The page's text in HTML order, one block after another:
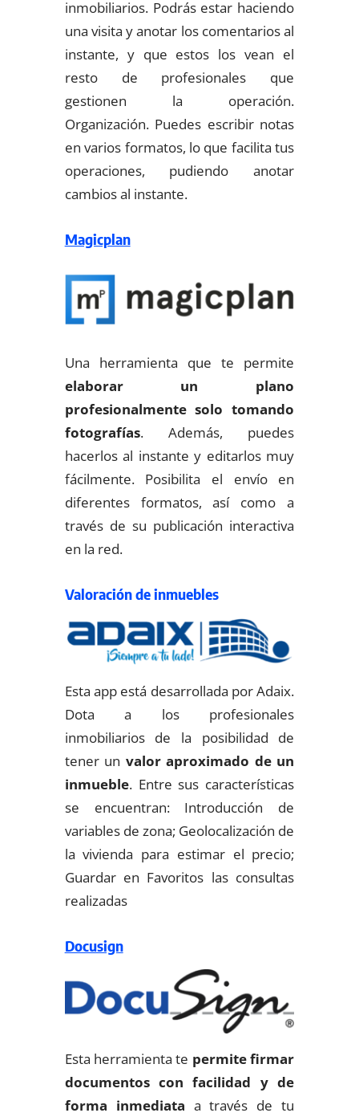
inmobiliarios. Podrás estar haciendo
una visita y anotar los comentarios al
instante, y que estos los vean el
resto de profesionales que
gestionen la operación.
Organización. Puedes escribir notas
en varios formatos, lo que facilita tus
operaciones, pudiendo anotar
cambios al instante.
Magicplan
Una herramienta que te permite
elaborar un plano
profesionalmente solo tomando
fotografías. Además, puedes
hacerlos al instante y editarlos muy
fácilmente. Posibilita el envío en
diferentes formatos, así como a
través de su publicación interactiva
en la red.
Valoración de inmuebles
Esta app está desarrollada por Adaix.
Dota a los profesionales
inmobiliarios de la posibilidad de
tener un valor aproximado de un
inmueble. Entre sus características
se encuentran: Introducción de
variables de zona; Geolocalización de
la vivienda para estimar el precio;
Guardar en Favoritos las consultas
realizadas
Docusign
Esta herramienta te permite firmar
documentos con facilidad y de
forma inmediata a través de tu